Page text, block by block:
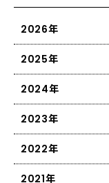
2026年
2025年
2024年
2023年
2022年
2021年